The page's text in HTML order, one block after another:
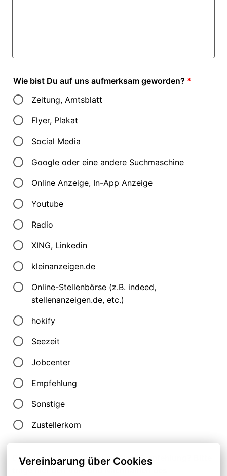
Vereinbarung über Cookies
Wie bist Du auf uns aufmerksam geworden? *
Zeitung, Amtsblatt
Flyer, Plakat
Social Media
Google oder eine andere Suchmaschine
Online Anzeige, In-App Anzeige
Youtube
Radio
XING, Linkedin
kleinanzeigen.de
Online-Stellenbörse (z.B. indeed,
stellenanzeigen.de, etc.)
hokify
Seezeit
Jobcenter
Empfehlung
Sonstige
Zustellerkom
Bewirbst Du dich aufgrund einer Empfehlung? Bitte
trage hier den Vor- und Nachnamen des